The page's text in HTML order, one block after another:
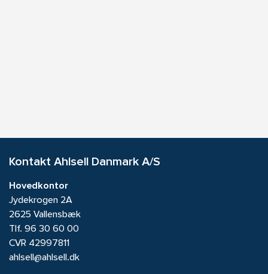
Kontakt Ahlsell Danmark A/S
Hovedkontor
Jydekrogen 2A
2625 Vallensbæk
Tlf. 96 30 60 00
CVR 42997811
ahlsell@ahlsell.dk